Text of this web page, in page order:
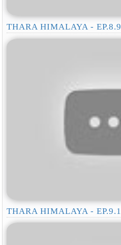
THARA HIMALAYA - EP.8.9
THARA HIMALAYA - EP.9.1